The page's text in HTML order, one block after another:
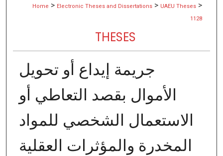
Home > Electronic Theses and Dissertations > UAEU Theses >
1128
THESES
جريمة إيداع أو تحويل
الأموال بقصد التعاطي أو
الاستعمال الشخصي للمواد
المخدرة والمؤثرات العقلية